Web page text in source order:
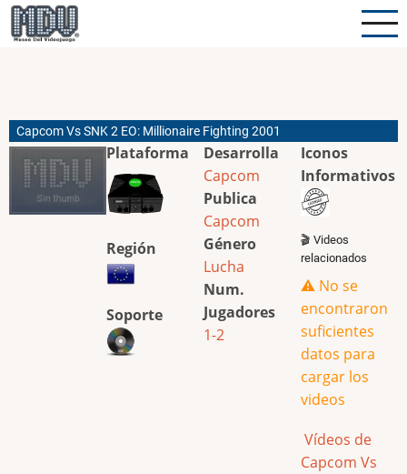
Pasar
al
Capcom Vs SNK 2 EO: Millionaire Fighting 2001
Plataforma
Región
Soporte
Desarrolla
Capcom
Publica
Capcom
Género
Lucha
Num.
Jugadores
1-2
Iconos
Informativos
🎬 Videos
relacionados
⚠️ No se
encontraron
suficientes
datos para
cargar los
videos
Vídeos de
Capcom Vs